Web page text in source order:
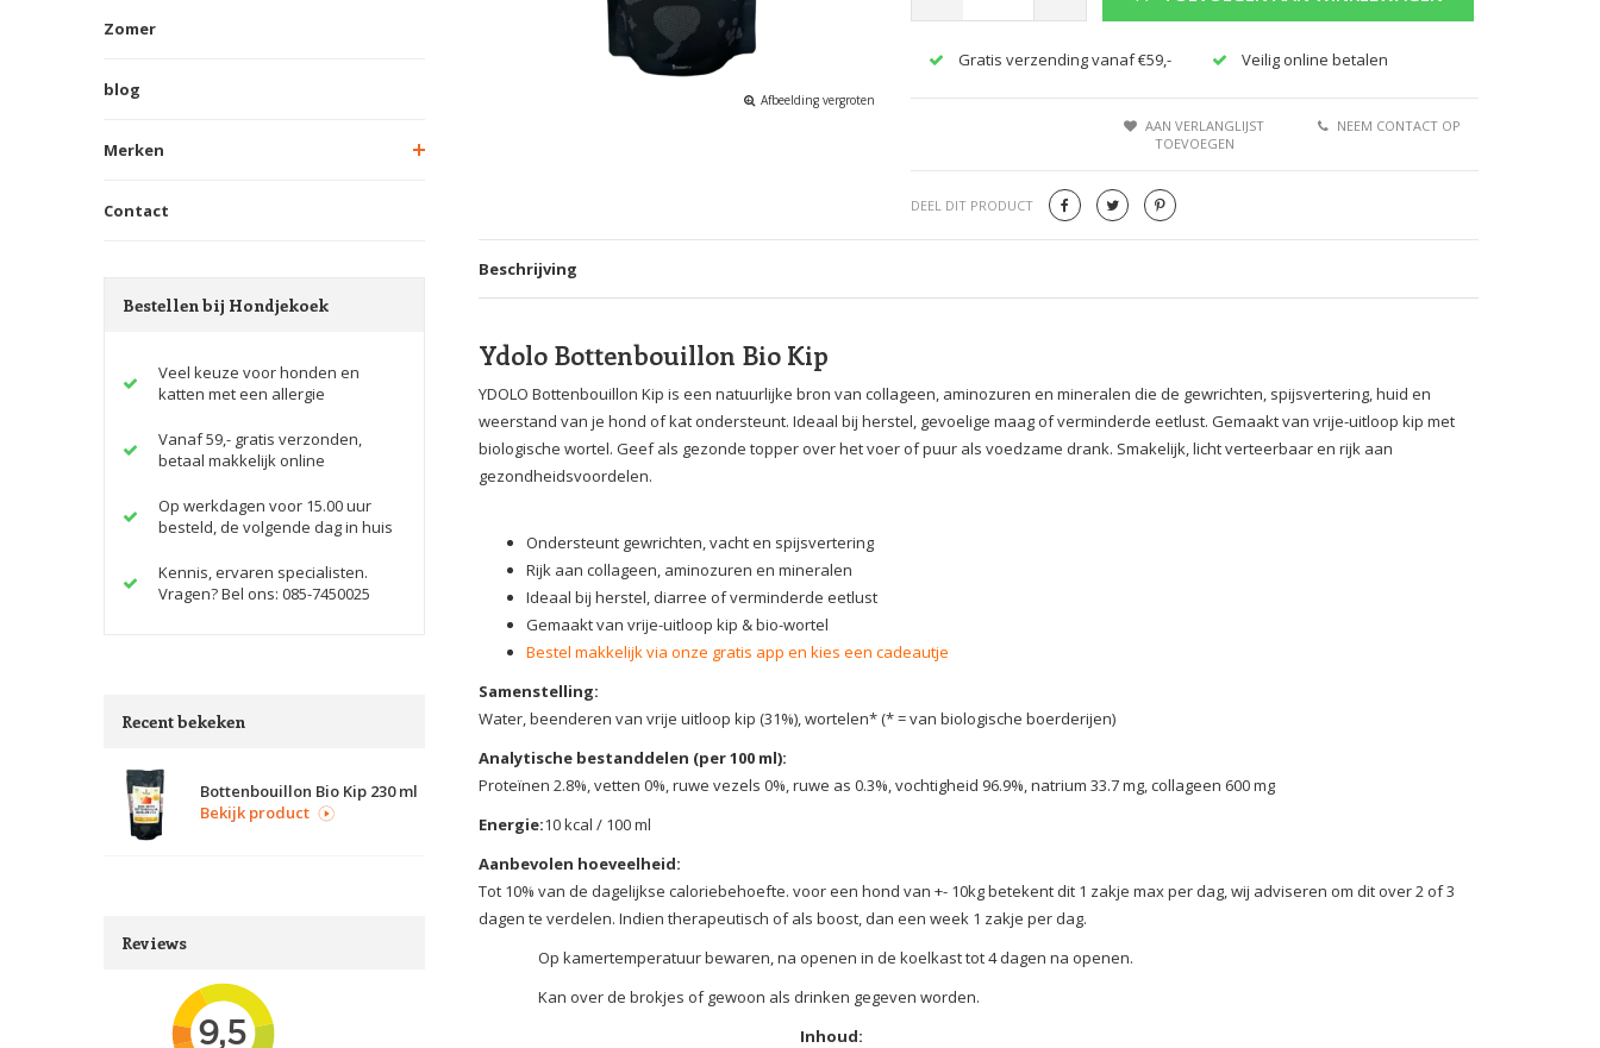
Zomer
blog
Merken
Contact
Bestellen bij Hondjekoek
Veel keuze voor honden en
katten met een allergie
Vanaf 59,- gratis verzonden,
betaal makkelijk online
Op werkdagen voor 15.00 uur
besteld, de volgende dag in huis
Kennis, ervaren specialisten.
Vragen? Bel ons: 085-7450025
Recent bekeken
Bottenbouillon Bio Kip 230 ml
Bekijk product
Reviews
Afbeelding vergroten
Gratis verzending vanaf €59,- Veilig online betalen
AAN VERLANGLIJST
TOEVOEGEN
NEEM CONTACT OP
DEEL DIT PRODUCT
Beschrijving
Ydolo Bottenbouillon Bio Kip
YDOLO Bottenbouillon Kip is een natuurlijke bron van collageen, aminozuren en mineralen die de gewrichten, spijsvertering, huid en
weerstand van je hond of kat ondersteunt. Ideaal bij herstel, gevoelige maag of verminderde eetlust. Gemaakt van vrije-uitloop kip met
biologische wortel. Geef als gezonde topper over het voer of puur als voedzame drank. Smakelijk, licht verteerbaar en rijk aan
gezondheidsvoordelen.
Ondersteunt gewrichten, vacht en spijsvertering
Rijk aan collageen, aminozuren en mineralen
Ideaal bij herstel, diarree of verminderde eetlust
Gemaakt van vrije-uitloop kip & bio-wortel
Bestel makkelijk via onze gratis app en kies een cadeautje
Samenstelling:
Water, beenderen van vrije uitloop kip (31%), wortelen* (* = van biologische boerderijen)
Analytische bestanddelen (per 100 ml):
Proteïnen 2.8%, vetten 0%, ruwe vezels 0%, ruwe as 0.3%, vochtigheid 96.9%, natrium 33.7 mg, collageen 600 mg
Energie:10 kcal / 100 ml
Aanbevolen hoeveelheid:
Tot 10% van de dagelijkse caloriebehoefte. voor een hond van +- 10kg betekent dit 1 zakje max per dag, wij adviseren om dit over 2 of 3
dagen te verdelen. Indien therapeutisch of als boost, dan een week 1 zakje per dag.
Op kamertemperatuur bewaren, na openen in de koelkast tot 4 dagen na openen.
Kan over de brokjes of gewoon als drinken gegeven worden.
Inhoud: